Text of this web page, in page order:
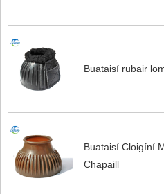
Buataisí rubair
Buataisí Cloigíní
Chapaill